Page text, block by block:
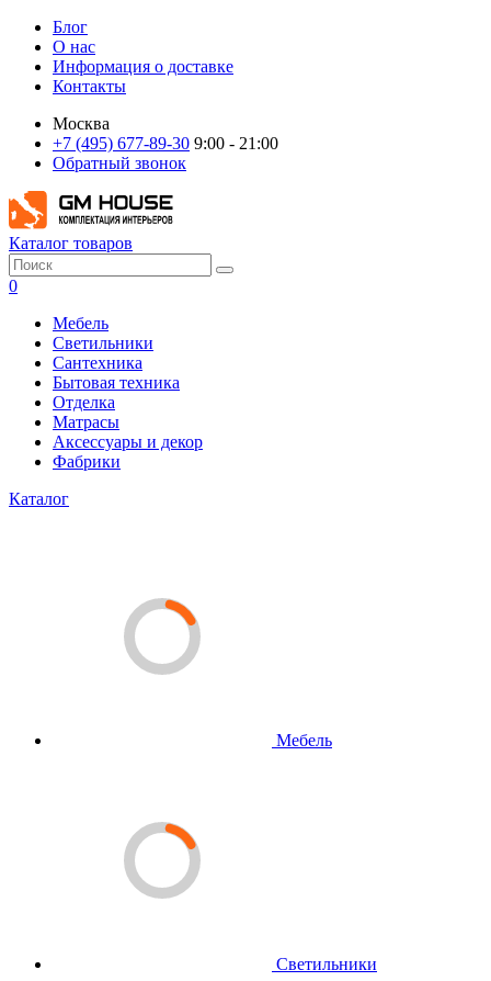
Блог
О нас
Информация о доставке
Контакты
Москва
+7 (495) 677-89-30 9:00 - 21:00
Обратный звонок
Каталог товаров
0
Мебель
Светильники
Сантехника
Бытовая техника
Отделка
Матрасы
Аксессуары и декор
Фабрики
Каталог
Мебель
Светильники